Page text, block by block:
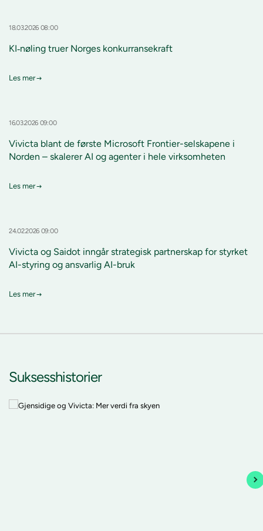
18.03.2026 08:00
KI‑nøling truer Norges konkurransekraft
Les mer
16.03.2026 09:00
Vivicta blant de første Microsoft Frontier-selskapene i
Norden – skalerer AI og agenter i hele virksomheten
Les mer
24.02.2026 09:00
Vivicta og Saidot inngår strategisk partnerskap for styrket
AI-styring og ansvarlig AI-bruk
Les mer
Suksesshistorier